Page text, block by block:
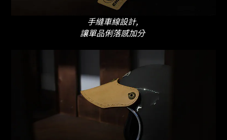
手縫車線設計,
讓單品俐落感加分